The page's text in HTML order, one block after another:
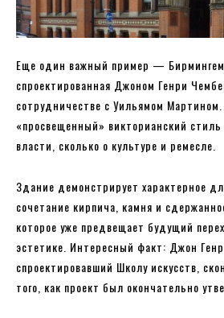
Еще один важный пример —
спроектированная Джоном Генри
сотрудничестве с Уильямом
«просвещенный» викторианский
власти, сколько о культуре и ремесле.
Здание демонстрирует характерное
сочетание кирпича, камня и
которое уже предвещает будущий
эстетике. Интересный факт: Джон
спроектировавший Школу искусств,
того, как проект был окончательно